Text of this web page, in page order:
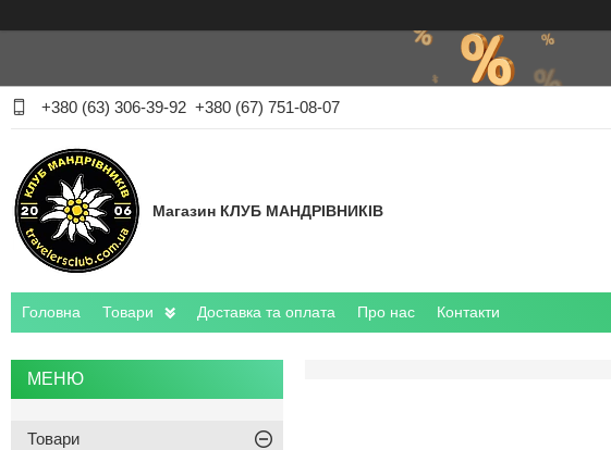
+380 (63) 306-39-92 +380 (67) 751-08-07
Магазин КЛУБ МАНДРІВНИКІВ
Головна Товари Доставка та оплата Про нас Контакти
Товари